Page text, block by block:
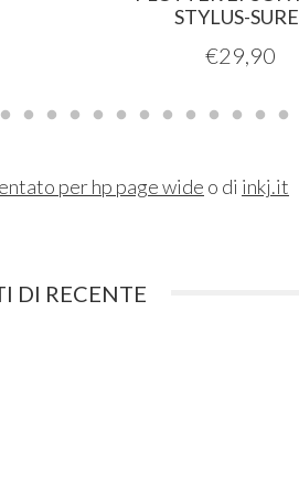
STYLUS-
€29,90
per hp page wide o di inkj.it
DI RECENTE